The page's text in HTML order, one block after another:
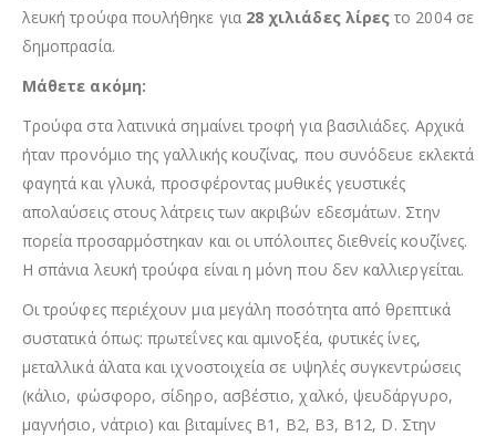
λευκή τρούφα πουλήθηκε για28 χιλιάδες λίρεςτο 2004 σε
δημοπρασία.
Μάθετε ακόμη:
Τρούφα στα λατινικά σημαίνει τροφή για βασιλιάδες. Αρχικά
ήταν προνόμιο της γαλλικής κουζίνας, που συνόδευε εκλεκτά
φαγητά και γλυκά, προσφέροντας μυθικές γευστικές
απολαύσεις στους λάτρεις των ακριβών εδεσμάτων. Στην
πορεία προσαρμόστηκαν και οι υπόλοιπες διεθνείς κουζίνες.
Η σπάνια λευκή τρούφα είναι η μόνη που δεν καλλιεργείται.
Οι τρούφες περιέχουν μια μεγάλη ποσότητα από θρεπτικά
συστατικά όπως: πρωτεΐνες και αμινοξέα, φυτικές ίνες,
μεταλλικά άλατα και ιχνοστοιχεία σε υψηλές συγκεντρώσεις
(κάλιο, φώσφορο, σίδηρο, ασβέστιο, χαλκό, ψευδάργυρο,
μαγνήσιο, νάτριο) και βιταμίνες Β1, Β2, Β3, Β12, D. Στην